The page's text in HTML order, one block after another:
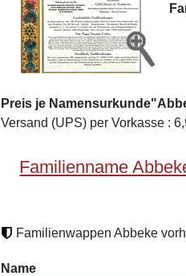
Preis je
Versand (UPS) per Vorkasse :
Familienname
Familienwappen Abbeke
Name